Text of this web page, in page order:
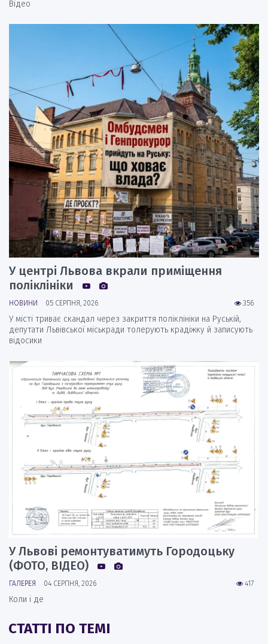
Відео
У центрі Львова вкрали приміщення
поліклініки
356
НОВИНИ 05 СЕРПНЯ, 2026
У місті триває скандал через закриття поліклініки на Руській,
депутати Львівської міськради толерують крадіжку й записують
відосики
У Львові ремонтуватимуть Городоцьку
(ФОТО, ВІДЕО)
417
ГАЛЕРЕЯ 04 СЕРПНЯ, 2026
Коли і де
СТАТТІ ПО ТЕМІ